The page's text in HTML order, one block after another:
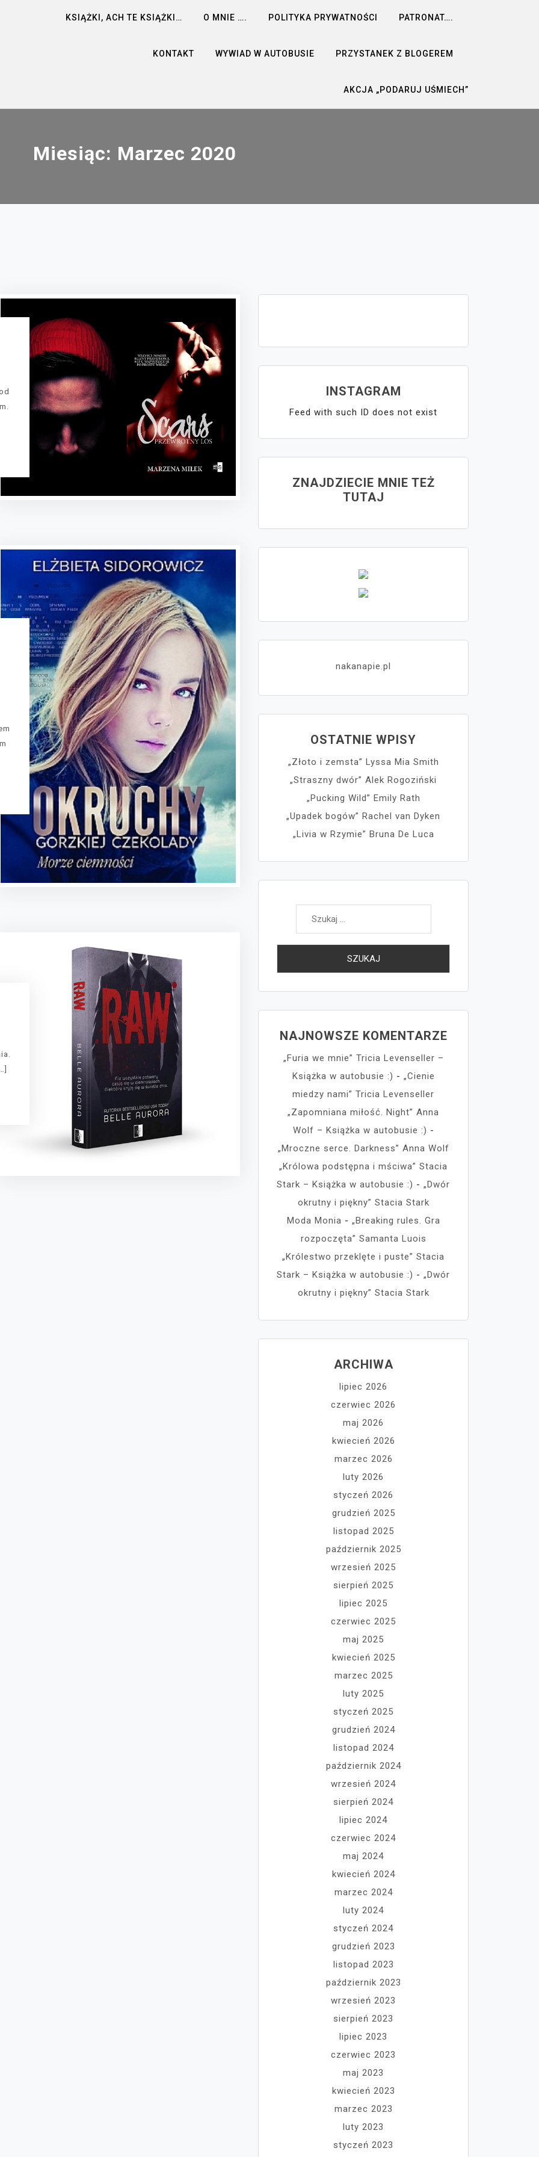
KSIĄŻKI, ACH TE KSIĄŻKI… O MNIE …. POLITYKA PRYWATNOŚCI PATRONAT….
KONTAKT WYWIAD W AUTOBUSIE PRZYSTANEK Z BLOGEREM
AKCJA „PODARUJ UŚMIECH”
Miesiąc: Marzec 2020
INSTAGRAM
Feed with such ID does not exist
ZNAJDZIECIE MNIE TEŻ
TUTAJ
nakanapie.pl
OSTATNIE WPISY
„Złoto i zemsta” Lyssa Mia Smith
„Straszny dwór” Alek Rogoziński
„Pucking Wild” Emily Rath
„Upadek bogów” Rachel van Dyken
„Livia w Rzymie” Bruna De Luca
Szukaj:
NAJNOWSZE KOMENTARZE
„Furia we mnie” Tricia Levenseller –
Książka w autobusie :) - „Cienie
miedzy nami” Tricia Levenseller
„Zapomniana miłość. Night” Anna
Wolf – Książka w autobusie :) -
„Mroczne serce. Darkness” Anna Wolf
„Królowa podstępna i mściwa” Stacia
Stark – Książka w autobusie :) - „Dwór
okrutny i piękny” Stacia Stark
Moda Monia - „Breaking rules. Gra
rozpoczęta” Samanta Luois
„Królestwo przeklęte i puste” Stacia
Stark – Książka w autobusie :) - „Dwór
okrutny i piękny” Stacia Stark
ARCHIWA
lipiec 2026
czerwiec 2026
maj 2026
kwiecień 2026
marzec 2026
luty 2026
styczeń 2026
grudzień 2025
listopad 2025
październik 2025
wrzesień 2025
sierpień 2025
lipiec 2025
czerwiec 2025
maj 2025
kwiecień 2025
marzec 2025
luty 2025
styczeń 2025
grudzień 2024
listopad 2024
październik 2024
wrzesień 2024
sierpień 2024
lipiec 2024
czerwiec 2024
maj 2024
kwiecień 2024
marzec 2024
luty 2024
styczeń 2024
grudzień 2023
listopad 2023
październik 2023
wrzesień 2023
sierpień 2023
lipiec 2023
czerwiec 2023
maj 2023
kwiecień 2023
marzec 2023
luty 2023
styczeń 2023